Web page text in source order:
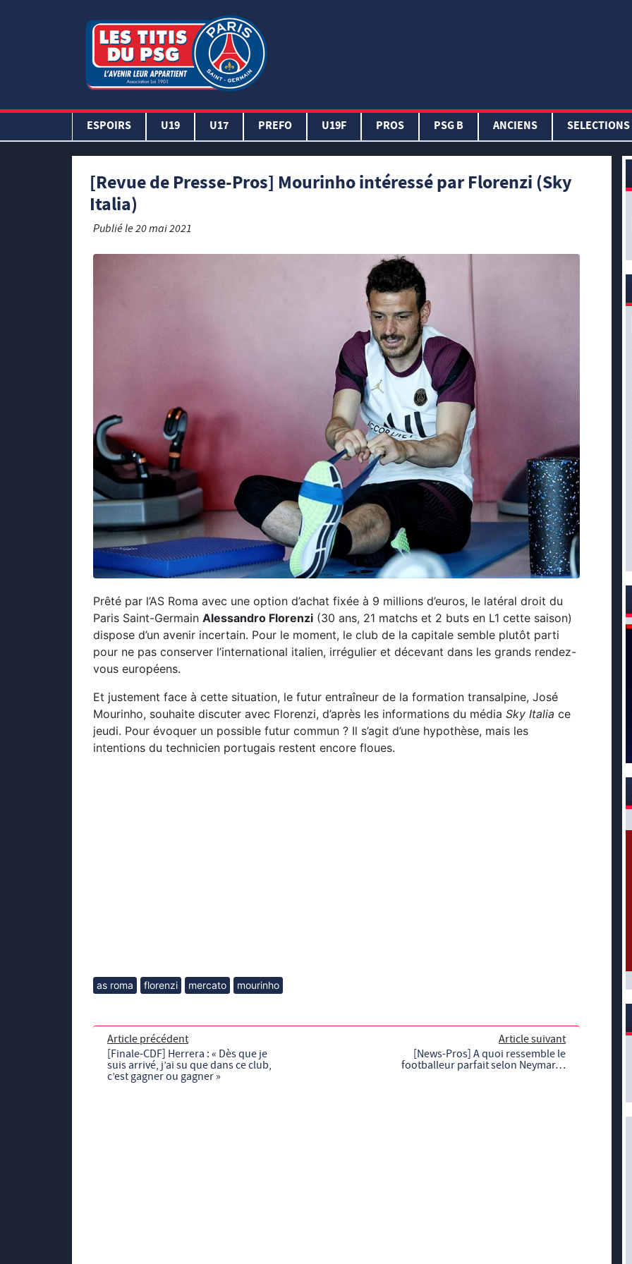
ESPOIRS U19 U17 PREFO U19F PROS PSG B ANCIENS SELECTIONS
[Revue de Presse-Pros] Mourinho intéressé par Florenzi (Sky
Italia)
Publié le20 mai 2021
Prêté par l’AS Roma avec une option d’achat fixée à 9 millions d’euros, le latéral droit du
Paris Saint-Germain Alessandro Florenzi (30 ans, 21 matchs et 2 buts en L1 cette saison)
dispose d’un avenir incertain. Pour le moment, le club de la capitale semble plutôt parti
pour ne pas conserver l’international italien, irrégulier et décevant dans les grands rendez-
vous européens.
Et justement face à cette situation, le futur entraîneur de la formation transalpine, José
Mourinho, souhaite discuter avec Florenzi, d’après les informations du média Sky Italia ce
jeudi. Pour évoquer un possible futur commun ? Il s’agit d’une hypothèse, mais les
intentions du technicien portugais restent encore floues.
as roma florenzi mercato mourinho
Article précédent
[Finale-CDF] Herrera : « Dès que je
suis arrivé, j’ai su que dans ce club,
c’est gagner ou gagner »
Article suivant
[News-Pros] A quoi ressemble le
footballeur parfait selon Neymar…